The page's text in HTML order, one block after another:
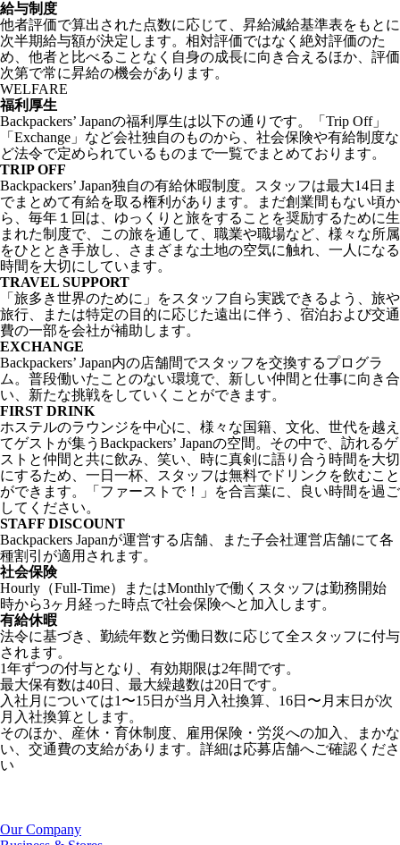
給与制度
他者評価で算出された点数に応じて、昇給減給基準表をもとに
次半期給与額が決定します。相対評価ではなく絶対評価のた
め、他者と比べることなく自身の成長に向き合えるほか、評価
次第で常に昇給の機会があります。
WELFARE
福利厚生
Backpackers’ Japanの福利厚生は以下の通りです。「Trip Off」
「Exchange」など会社独自のものから、社会保険や有給制度な
ど法令で定められているものまで一覧でまとめております。
TRIP OFF
Backpackers’ Japan独自の有給休暇制度。スタッフは最大14日ま
でまとめて有給を取る権利があります。まだ創業間もない頃か
ら、毎年１回は、ゆっくりと旅をすることを奨励するために生
まれた制度で、この旅を通して、職業や職場など、様々な所属
をひととき手放し、さまざまな土地の空気に触れ、一人になる
時間を大切にしています。
TRAVEL SUPPORT
「旅多き世界のために」をスタッフ自ら実践できるよう、旅や
旅行、または特定の目的に応じた遠出に伴う、宿泊および交通
費の一部を会社が補助します。
EXCHANGE
Backpackers’ Japan内の店舗間でスタッフを交換するプログラ
ム。普段働いたことのない環境で、新しい仲間と仕事に向き合
い、新たな挑戦をしていくことができます。
FIRST DRINK
ホステルのラウンジを中心に、様々な国籍、⽂化、世代を越え
てゲストが集うBackpackersʼ Japanの空間。その中で、訪れるゲ
ストと仲間と共に飲み、笑い、時に真剣に語り合う時間を⼤切
にするため、⼀⽇⼀杯、スタッフは無料でドリンクを飲むこと
ができます。「ファーストで！」を合⾔葉に、良い時間を過ご
してください。
STAFF DISCOUNT
Backpackers Japanが運営する店舗、また子会社運営店舗にて各
種割引が適用されます。
社会保険
Hourly（Full-Time）またはMonthlyで働くスタッフは勤務開始
時から3ヶ月経った時点で社会保険へと加入します。
有給休暇
法令に基づき、勤続年数と労働日数に応じて全スタッフに付与
されます。
1年ずつの付与となり、有効期限は2年間です。
最大保有数は40日、最大繰越数は20日です。
入社月については1〜15日が当月入社換算、16日〜月末日が次
月入社換算とします。
そのほか、産休・育休制度、雇用保険・労災への加入、まかな
い、交通費の支給があります。詳細は応募店舗へご確認くださ
い
Our Company